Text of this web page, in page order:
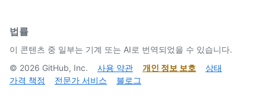
법률
이 콘텐츠 중 일부는 기계 또는 AI로 번역되었을 수 있습니다.
© 2026 GitHub, Inc. 사용 약관 개인 정보 보호
상태
가격 책정
전문가 서비스 블로그